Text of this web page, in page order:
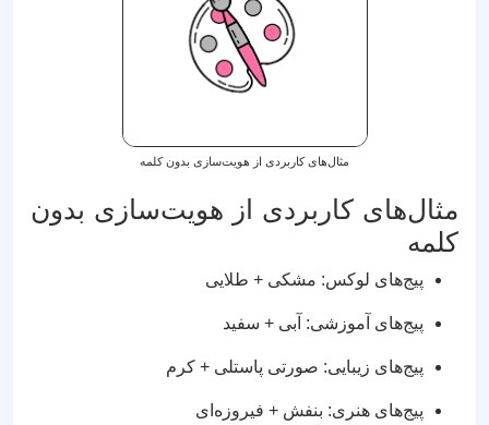
مثال‌های کاربردی از هویت‌سازی بدون کلمه
مثال‌های کاربردی از هویت‌سازی بدون
کلمه
پیج‌های لوکس: مشکی + طلایی
پیج‌های آموزشی: آبی + سفید
پیج‌های زیبایی: صورتی پاستلی + کرم
پیج‌های هنری: بنفش + فیروزه‌ای